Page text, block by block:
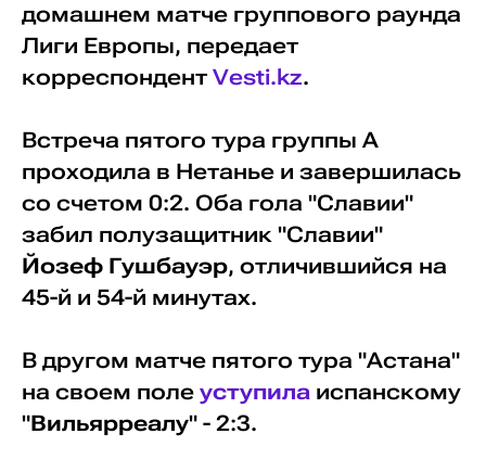
домашнем матче группового раунда
Лиги Европы, передает
корреспондент Vesti.kz.
Встреча пятого тура группы А
проходила в Нетанье и завершилась
со счетом 0:2. Оба гола "Славии"
забил полузащитник "Славии"
Йозеф Гушбауэр, отличившийся на
45-й и 54-й минутах.
В другом матче пятого тура "Астана"
на своем поле уступилаиспанскому
"Вильярреалу" - 2:3.